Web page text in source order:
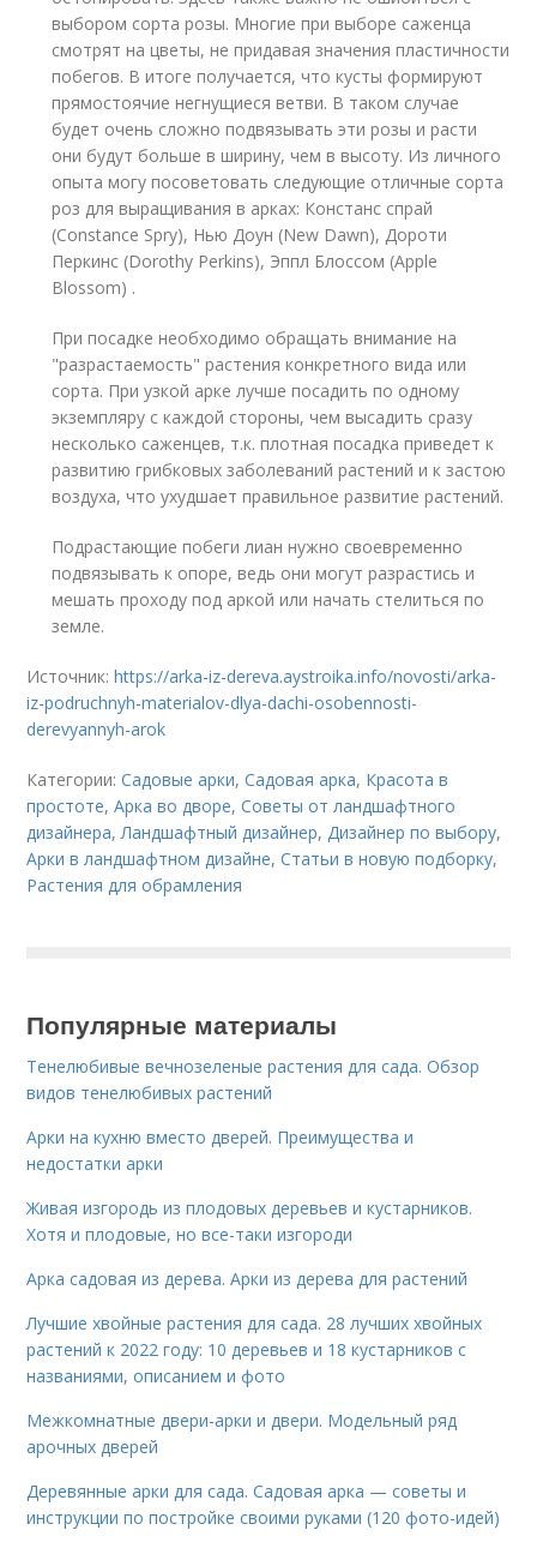
выбором сорта розы. Многие при выборе саженца
смотрят на цветы, не придавая значения пластичности
побегов. В итоге получается, что кусты формируют
прямостоячие негнущиеся ветви. В таком случае
будет очень сложно подвязывать эти розы и расти
они будут больше в ширину, чем в высоту. Из личного
опыта могу посоветовать следующие отличные сорта
роз для выращивания в арках: Констанс спрай
(Constance Spry), Нью Доун (New Dawn), Дороти
Перкинс (Dorothy Perkins), Эппл Блоссом (Apple
Blossom) .
При посадке необходимо обращать внимание на
"разрастаемость" растения конкретного вида или
сорта. При узкой арке лучше посадить по одному
экземпляру с каждой стороны, чем высадить сразу
несколько саженцев, т.к. плотная посадка приведет к
развитию грибковых заболеваний растений и к застою
воздуха, что ухудшает правильное развитие растений.
Подрастающие побеги лиан нужно своевременно
подвязывать к опоре, ведь они могут разрастись и
мешать проходу под аркой или начать стелиться по
земле.
Источник:https://arka-iz-dereva.aystroika.info/novosti/arka-
iz-podruchnyh-materialov-dlya-dachi-osobennosti-
derevyannyh-arok
Категории:Садовые арки,Садовая арка, Красота в
простоте,Арка во дворе,Советы от ландшафтного
дизайнера, Ландшафтный дизайнер, Дизайнер по выбору,
Арки в ландшафтном дизайне,Статьи в новую подборку,
Растения для обрамления
Популярные материалы
Тенелюбивые вечнозеленые растения для сада. Обзор
видов тенелюбивых растений
Арки на кухню вместо дверей. Преимущества и
недостатки арки
Живая изгородь из плодовых деревьев и кустарников.
Хотя и плодовые, но все-таки изгороди
Арка садовая из дерева. Арки из дерева для растений
Лучшие хвойные растения для сада. 28 лучших хвойных
растений к 2022 году: 10 деревьев и 18 кустарников с
названиями, описанием и фото
Межкомнатные двери-арки и двери. Модельный ряд
арочных дверей
Деревянные арки для сада. Садовая арка — советы и
инструкции по постройке своими руками (120 фото-идей)